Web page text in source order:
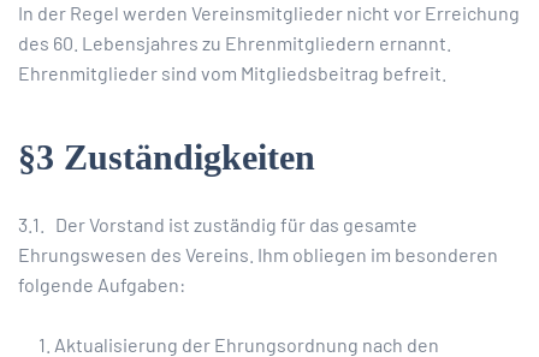
In der Regel werden Vereinsmitglieder nicht vor Erreichung
des 60. Lebensjahres zu Ehrenmitgliedern ernannt.
Ehrenmitglieder sind vom Mitgliedsbeitrag befreit.
§3 Zuständigkeiten
3.1. Der Vorstand ist zuständig für das gesamte
Ehrungswesen des Vereins. Ihm obliegen im besonderen
folgende Aufgaben:
Aktualisierung der Ehrungsordnung nach den